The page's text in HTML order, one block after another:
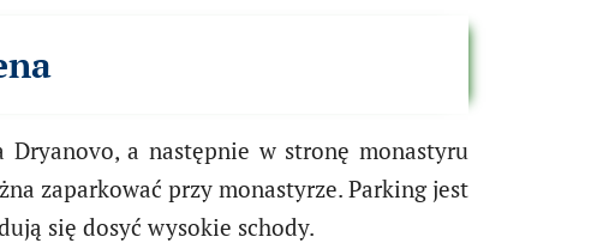
a następnie w stronę monastyru
zaparkować przy monastyrze. Parking jest
się dosyć wysokie schody.